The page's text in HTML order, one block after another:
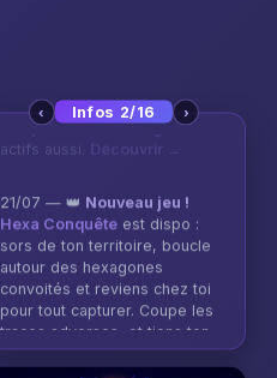
‹ Infos 2/16 ›
21/07 — 👑 Nouveau jeu !
autour des hexagones
convoités et reviens chez toi
pour tout capturer. Coupe les
traces adverses, et tiens ton
règne pour remporter la
manche.Jouer →